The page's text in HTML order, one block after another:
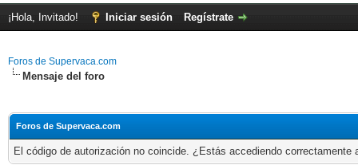
¡Hola, Invitado! Iniciar sesión Regístrate
Foros de Supervaca.com
Mensaje del foro
Foros de Supervaca.com
El código de autorización no coincide. ¿Estás accediendo